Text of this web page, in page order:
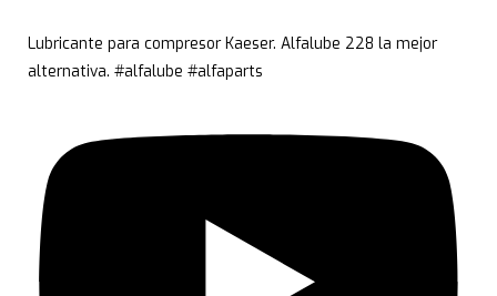
Lubricante para compresor Kaeser. Alfalube 228 la mejor
alternativa. #alfalube #alfaparts